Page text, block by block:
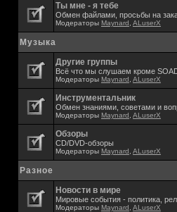
Ты мне - я тебе
Обмен файлами, просьбы на
Модераторы Maynard ALuserX
Музыка
Другие группы
Всё что мы слушаем кроме
Модераторы Maynard ALuserX
Инструментальник
Обмен знаниями, советами и
Модераторы Maynard ALuserX
Обзоры
CD/DVD-обзоры
Модераторы Maynard ALuserX
Разное
Новости в мире
Мировые события - политика,
Модераторы Maynard ALuserX